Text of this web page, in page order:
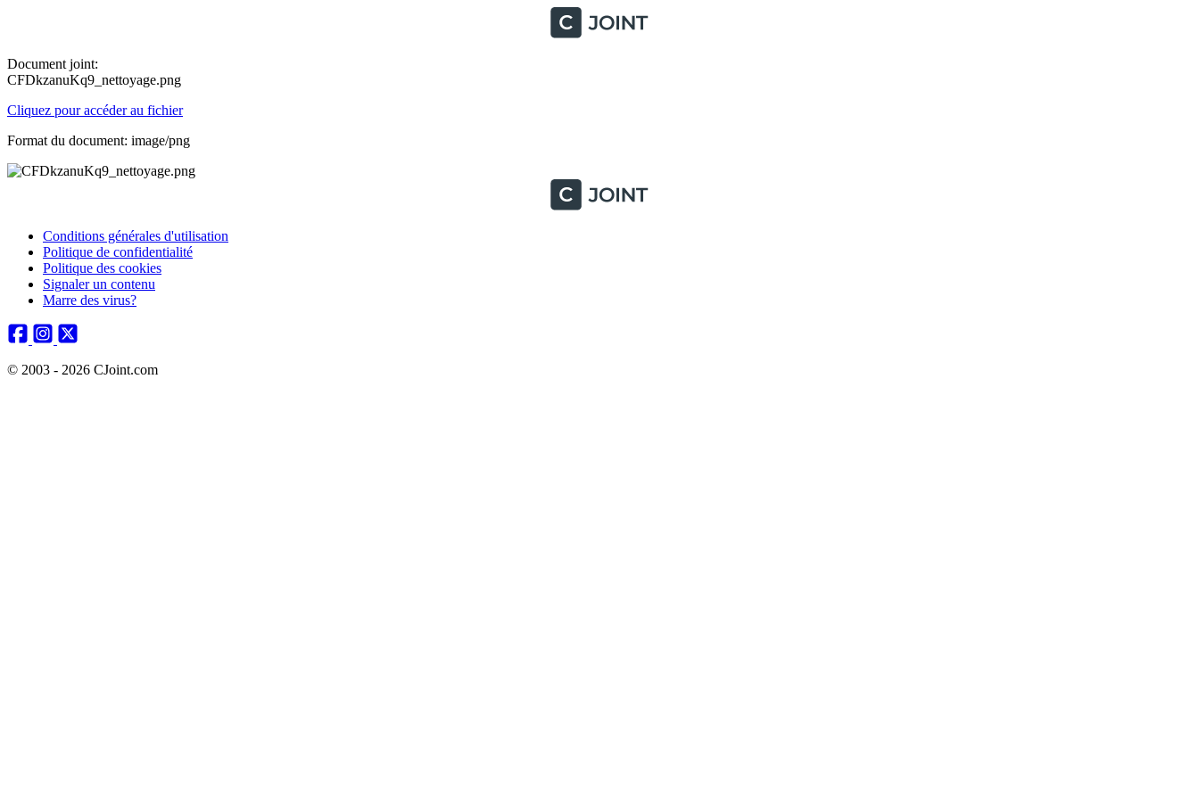
Document joint:
CFDkzanuKq9_nettoyage.png
Cliquez pour accéder au fichier
Format du document: image/png
Conditions générales d'utilisation
Politique de confidentialité
Politique des cookies
Signaler un contenu
Marre des virus?
© 2003 - 2026 CJoint.com